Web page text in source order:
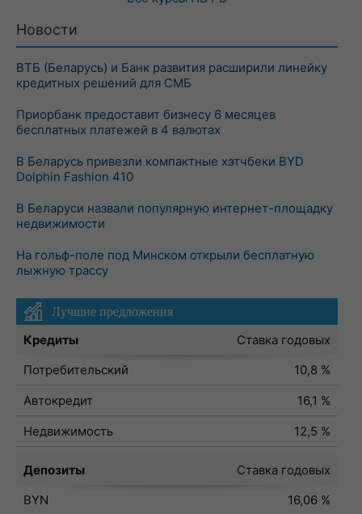
Новости
ВТБ (Беларусь) и Банк развития расширили линейку
кредитных решений для СМБ
Приорбанк предоставит бизнесу 6 месяцев
бесплатных платежей в 4 валютах
В Беларусь привезли компактные хэтчбеки BYD
Dolphin Fashion 410
В Беларуси назвали популярную интернет-площадку
недвижимости
На гольф-поле под Минском открыли бесплатную
лыжную трассу
Лучшие предложения
Кредиты
Ставка годовых
Потребительский
10,8 %
Автокредит
16,1 %
Недвижимость
12,5 %
Депозиты
Ставка годовых
BYN
16,06 %